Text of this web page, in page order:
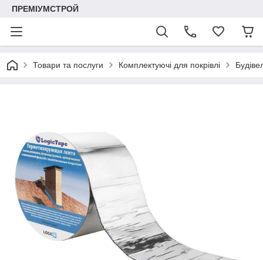
ПРЕМІУМСТРОЙ
Товари та послуги Комплектуючі для покрівлі